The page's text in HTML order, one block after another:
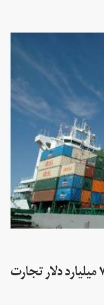
گزارش دولت آمریکا به کنگره: تحریم‌ها ۷۰ میلیارد دلار تجارت